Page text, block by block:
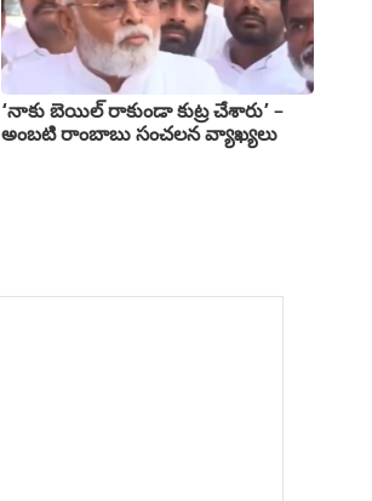
‘నాకు బెయిల్ రాకుండా కుట్ర చేశారు’ –
అంబటి రాంబాబు సంచలన వ్యాఖ్యలు